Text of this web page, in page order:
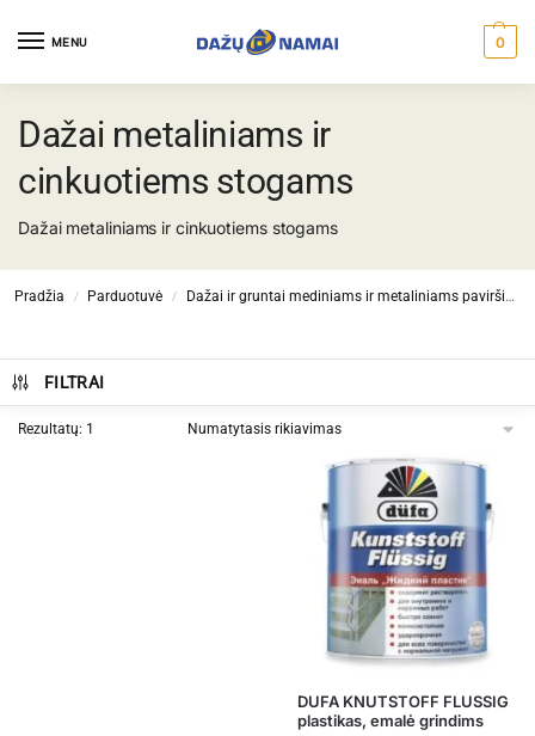
MENU 0
Dažai metaliniams ir
cinkuotiems stogams
Dažai metaliniams ir cinkuotiems stogams
Pradžia / Parduotuvė / Dažai ir gruntai mediniams ir metaliniams paviršiams
FILTRAI
Rezultatų: 1
DUFA KNUTSTOFF FLUSSIG
plastikas, emalė grindims